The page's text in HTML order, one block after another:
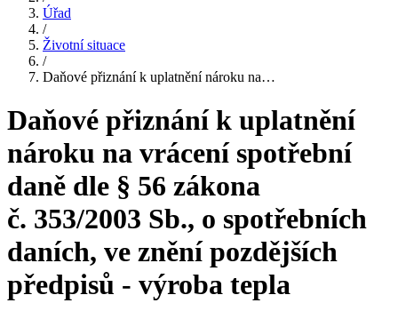
Úřad
/
Životní situace
/
Daňové přiznání k uplatnění nároku na…
Daňové přiznání k uplatnění
nároku na vrácení spotřební
daně dle § 56 zákona
č. 353/2003 Sb., o spotřebních
daních, ve znění pozdějších
předpisů - výroba tepla